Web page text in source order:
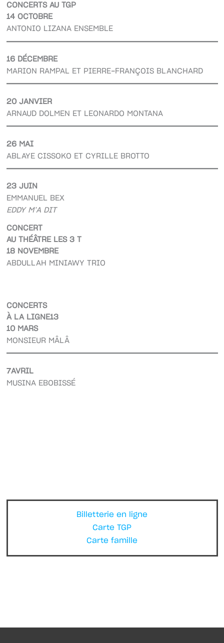
Billetterie en ligne
Carte TGP
Carte famille
CONCERTS AU TGP
14 OCTOBRE
ANTONIO LIZANA ENSEMBLE
16 DÉCEMBRE
MARION RAMPAL ET PIERRE-FRANÇOIS BLANCHARD
20 JANVIER
ARNAUD DOLMEN ET LEONARDO MONTANA
26 MAI
ABLAYE CISSOKO ET CYRILLE BROTTO
23 JUIN
EMMANUEL BEX
EDDY M’A DIT
CONCERT
AU THÉÂTRE LES 3 T
18 NOVEMBRE
ABDULLAH MINIAWY TRIO
CONCERTS
À LA LIGNE13
10 MARS
MONSIEUR MÂLÂ
7AVRIL
MUSINA EBOBISSÉ